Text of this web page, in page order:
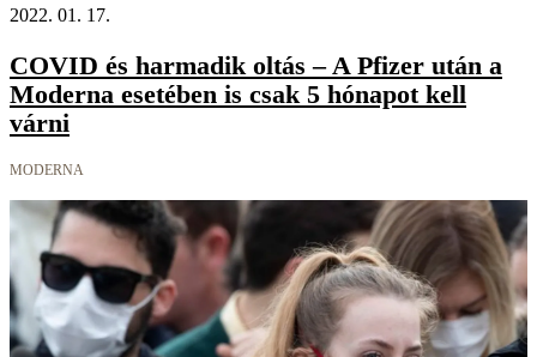
2022. 01. 17.
COVID és harmadik oltás – A Pfizer után a
Moderna esetében is csak 5 hónapot kell
várni
MODERNA